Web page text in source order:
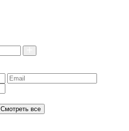
Смотреть все